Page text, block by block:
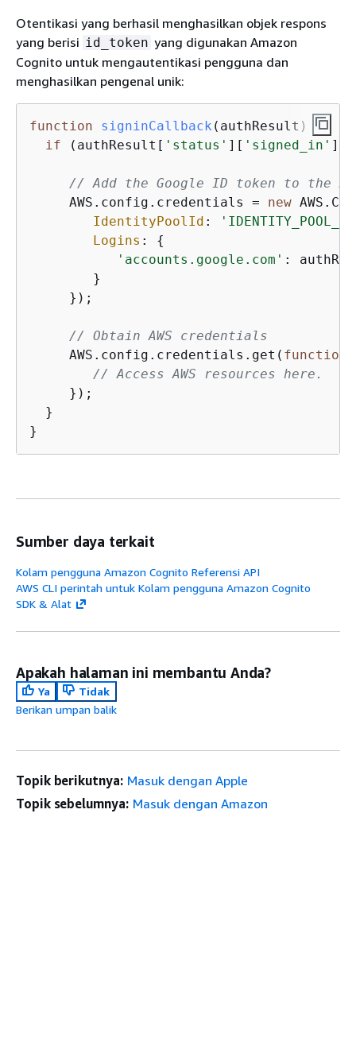
Otentikasi yang berhasil menghasilkan objek respons
yang berisi id_token yang digunakan Amazon
Cognito untuk mengautentikasi pengguna dan
menghasilkan pengenal unik:
function signinCallback ( authResult ) {
if (authResult[ 'status' ][ 'signed_in' ])
// Add the Google ID token to the
     AWS.config.credentials =
new
IdentityPoolId :
Logins : {
'accounts.google.com' :
        }
     });
// Obtain AWS credentials
     AWS.config.credentials.get(
function
// Access AWS resources here.
     });
  }
}
Sumber daya terkait
Kolam pengguna Amazon Cognito Referensi API
AWS CLI perintah untuk Kolam pengguna Amazon Cognito
SDK & Alat
Apakah halaman ini membantu Anda?
Ya
Tidak
Berikan umpan balik
Topik berikutnya: Masuk dengan Apple
Topik sebelumnya: Masuk dengan Amazon